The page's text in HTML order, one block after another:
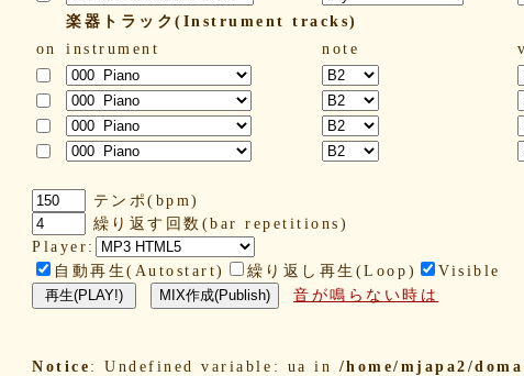
楽器トラック(Instrument tracks)
on
instrument note
テンポ(bpm)
繰り返す回数(bar repetitions)
Player:
自動再生(Autostart)
繰り返し再生(Loop)
Visible
音が鳴らない時は
Notice : Undefined variable: ua in /home/mjapa2/